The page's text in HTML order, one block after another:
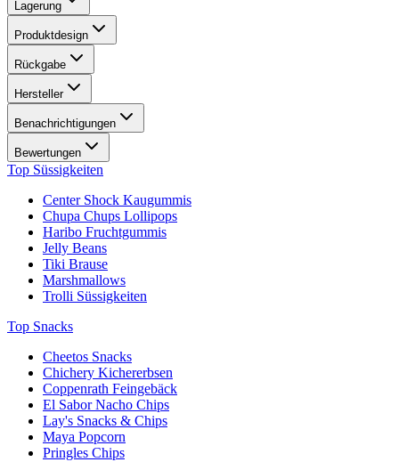
Lagerung
Produktdesign
Rückgabe
Hersteller
Benachrichtigungen
Bewertungen
Top Süssigkeiten
Center Shock Kaugummis
Chupa Chups Lollipops
Haribo Fruchtgummis
Jelly Beans
Tiki Brause
Marshmallows
Trolli Süssigkeiten
Top Snacks
Cheetos Snacks
Chichery Kichererbsen
Coppenrath Feingebäck
El Sabor Nacho Chips
Lay's Snacks & Chips
Maya Popcorn
Pringles Chips